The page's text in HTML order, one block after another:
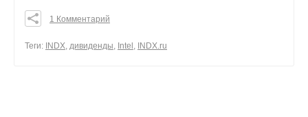
0
1 Комментарий
Теги: INDX, дивиденды, Intel , INDX.ru